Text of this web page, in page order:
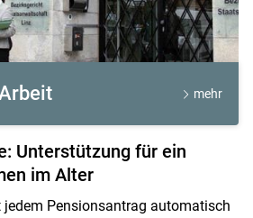
mehr
Unterstützung für ein
im Alter
jedem Pensionsantrag automatisch